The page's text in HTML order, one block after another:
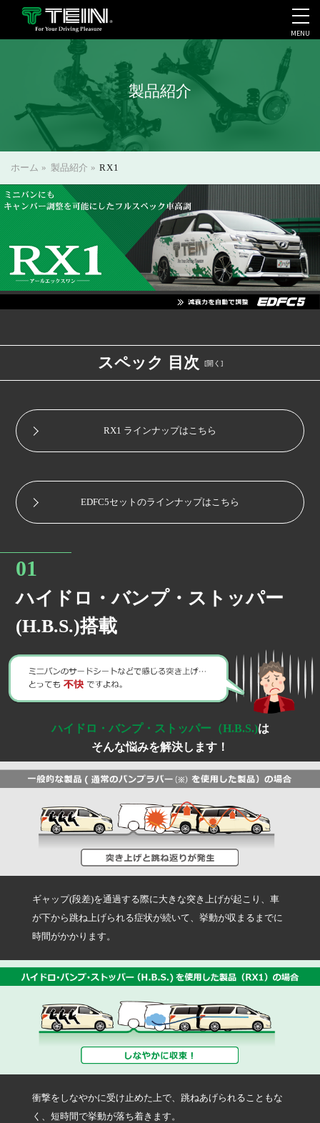
会社案内・採用・IR
MENU
製品紹介
ホーム » 製品紹介 »RX1
スペック 目次
H.B.S.搭載
複筒式
マウント付き
リプレイスメントサービス
お得なEDFC5セット品
EDFCシリーズ対応
耐久性と高品質
安心の保証制度
RX1 ラインナップはこちら
EDFC5セットのラインナップはこちら
ハイドロ・バンプ・ストッパー
(H.B.S.)搭載
ハイドロ・バンプ・ストッパー（H.B.S.)は
そんな悩みを解決します！
ギャップ(段差)を通過する際に大きな突き上げが起こり、車
が下から跳ね上げられる症状が続いて、挙動が収まるまでに
時間がかかります。
衝撃をしなやかに受け止めた上で、跳ねあげられることもな
く、短時間で挙動が落ち着きます。